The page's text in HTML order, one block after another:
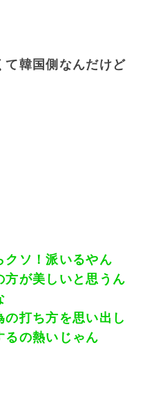
て韓国側なんだけど
クソ！派いるやん
方が美しいと思うん
打ち方を思い出し
るの熱いじゃん